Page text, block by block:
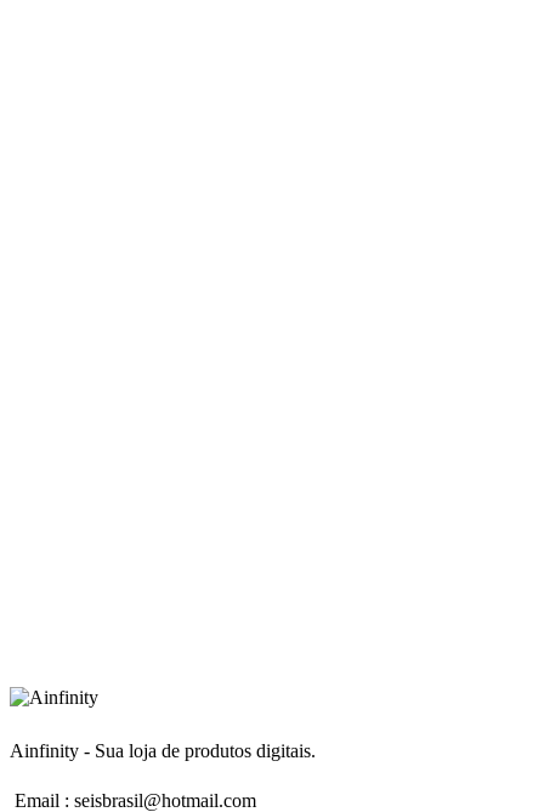
Ainfinity - Sua loja de produtos digitais.
Email : seisbrasil@hotmail.com